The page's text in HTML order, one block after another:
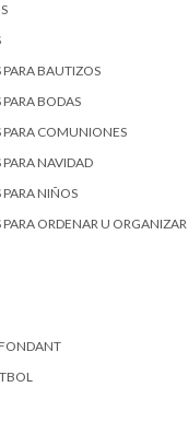
BAUTIZOS
BODAS
COMUNIONES
NAVIDAD
NIÑOS
ORDENAR U ORGANIZAR